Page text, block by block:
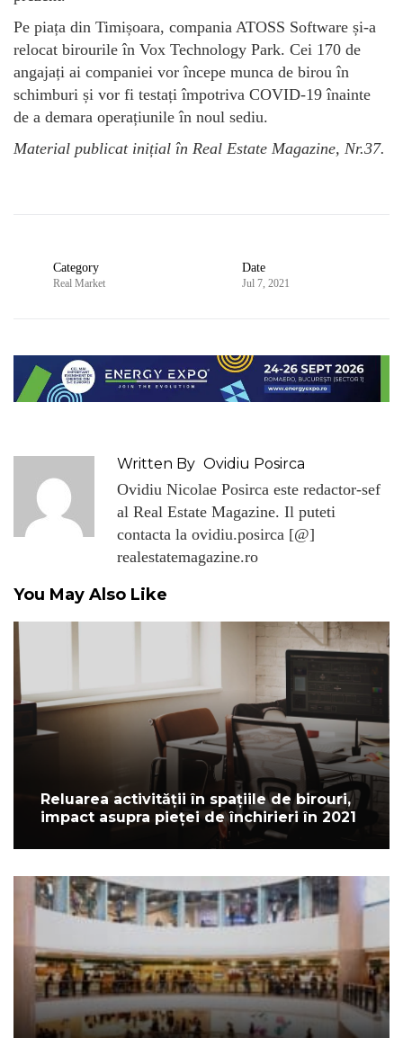
Pe piața din Timișoara, compania ATOSS Software și-a
relocat birourile în Vox Technology Park. Cei 170 de
angajați ai companiei vor începe munca de birou în
schimburi și vor fi testați împotriva COVID-19 înainte
de a demara operațiunile în noul sediu.
Material publicat inițial în Real Estate Magazine, Nr.37.
Category
Real Market
Date
Jul 7, 2021
Written By Ovidiu Posirca
Ovidiu Nicolae Posirca este redactor-sef
al Real Estate Magazine. Il puteti
contacta la ovidiu.posirca [@]
realestatemagazine.ro
You May Also Like
Reluarea activității în spațiile de birouri,
impact asupra pieței de închirieri în 2021